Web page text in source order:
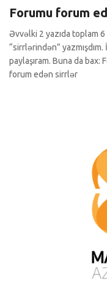
Forumu forum
Əvvəlki 2 yazıda toplam
“sirrlərindən”
paylaşıram. Buna da
forum edən sirrlər